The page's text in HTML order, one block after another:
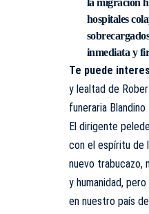
la migración
hospitales
inmediata y
Te puede
y lealtad de
funeraria Blandino
El dirigente
con el espíritu de
nuevo trabucazo,
y humanidad,
en nuestro país